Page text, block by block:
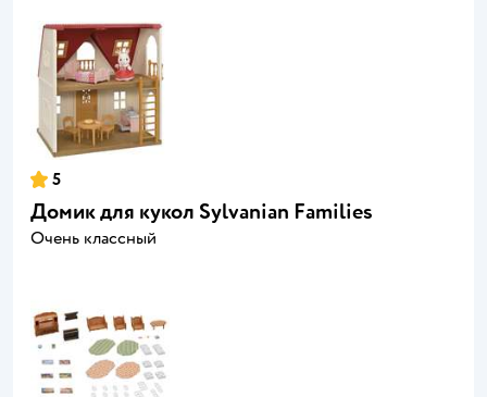
5
Домик для кукол Sylvanian Families
Очень классный